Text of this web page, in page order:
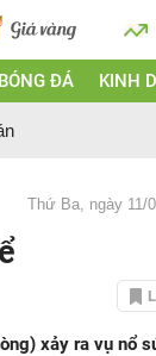
BÓNG ĐÁ KINH
Thứ Ba, ngày 11/
xảy ra vụ nổ